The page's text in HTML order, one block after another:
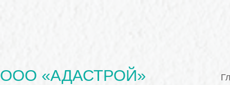
ООО «АДАСТРОЙ»